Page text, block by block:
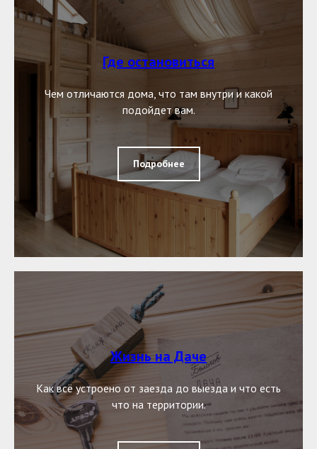
Где остановиться
Чем отличаются дома, что там внутри и какой
подойдет вам.
Подробнее
Жизнь на Даче
Как всё устроено от заезда до выезда и что есть
что на территории.